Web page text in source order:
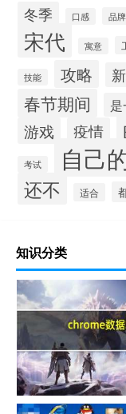
冬季 口感 品牌
宋代 寓意
技能 攻略
春节期间
游戏 疫情
考试 自己
还不 适合
知识分类
chrome数据转移